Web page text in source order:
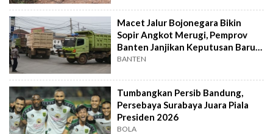
Macet Jalur Bojonegara Bikin
Sopir Angkot Merugi, Pemprov
Banten Janjikan Keputusan Baru 4
Hari Lagi
BANTEN
Tumbangkan Persib Bandung,
Persebaya Surabaya Juara Piala
Presiden 2026
BOLA